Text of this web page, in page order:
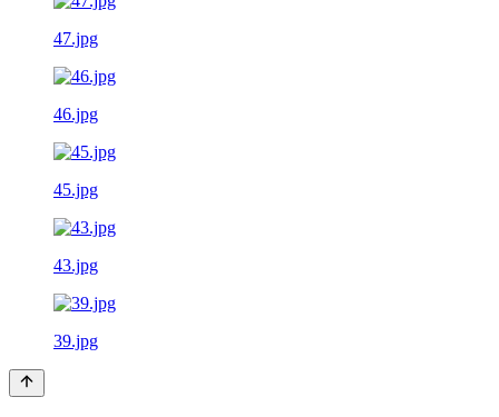
47.jpg
46.jpg
45.jpg
43.jpg
39.jpg